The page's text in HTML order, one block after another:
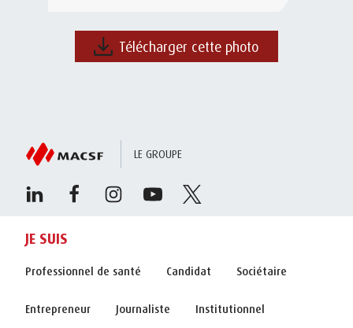
Télécharger cette photo
LE GROUPE
JE SUIS
Professionnel de santé Candidat Sociétaire
Entrepreneur Journaliste Institutionnel